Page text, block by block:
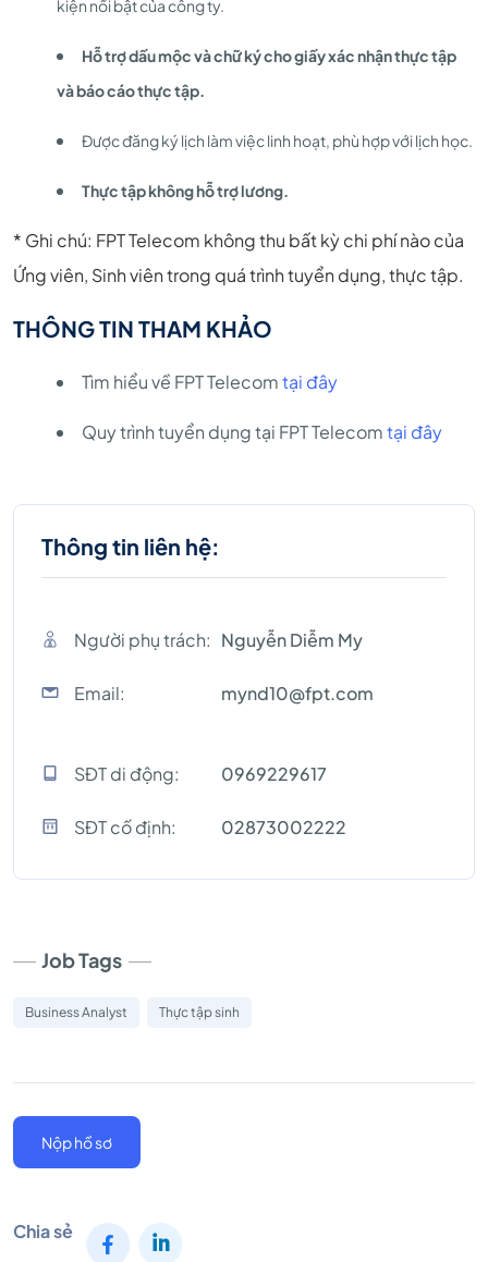
kiện nổi bật của công ty.
Hỗ trợ dấu mộc và chữ ký cho giấy xác nhận thực tập
và báo cáo thực tập.
Được đăng ký lịch làm việc linh hoạt, phù hợp với lịch học.
Thực tập không hỗ trợ lương.
* Ghi chú: FPT Telecom không thu bất kỳ chi phí nào của
Ứng viên, Sinh viên trong quá trình tuyển dụng, thực tập.
THÔNG TIN THAM KHẢO
Tìm hiểu về FPT Telecomtại đây
Quy trình tuyển dụng tại FPT Telecomtại đây
Thông tin liên hệ:
Người phụ trách: Nguyễn Diễm My
Email: mynd10@fpt.com
SĐT di động: 0969229617
SĐT cố định: 02873002222
Job Tags
Business Analyst Thực tập sinh
Nộp hồ sơ
Chia sẻ